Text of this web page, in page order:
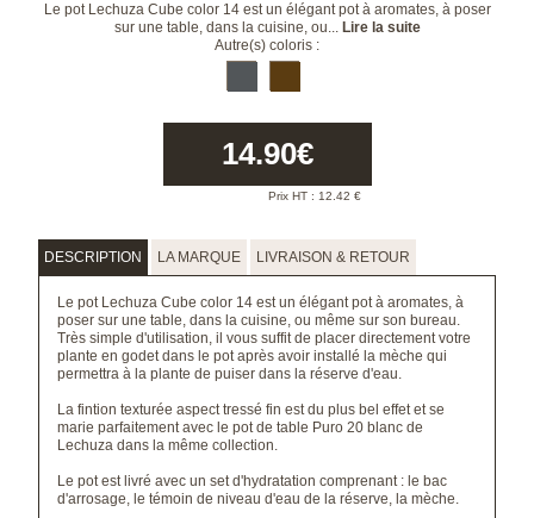
Le pot Lechuza Cube color 14 est un élégant pot à aromates, à poser
sur une table, dans la cuisine, ou... Lire la suite
Autre(s) coloris :
14.90€
Prix HT : 12.42 €
DESCRIPTION LA MARQUE LIVRAISON & RETOUR
Le pot Lechuza Cube color 14 est un élégant pot à aromates, à
poser sur une table, dans la cuisine, ou même sur son bureau.
Très simple d'utilisation, il vous suffit de placer directement votre
plante en godet dans le pot après avoir installé la mèche qui
permettra à la plante de puiser dans la réserve d'eau.
La fintion texturée aspect tressé fin est du plus bel effet et se
marie parfaitement avec lepot de table Puro 20 blanc de
Lechuza dans la même collection.
Le pot est livré avec un set d'hydratation comprenant : le bac
d'arrosage, le témoin de niveau d'eau de la réserve, la mèche.